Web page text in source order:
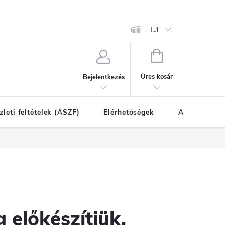
HUF
Bejelentkezés
KOSÁR
Üres kosár
feltételek (ÁSZF) Elérhetőségek A vásárlás
előkészítjük.